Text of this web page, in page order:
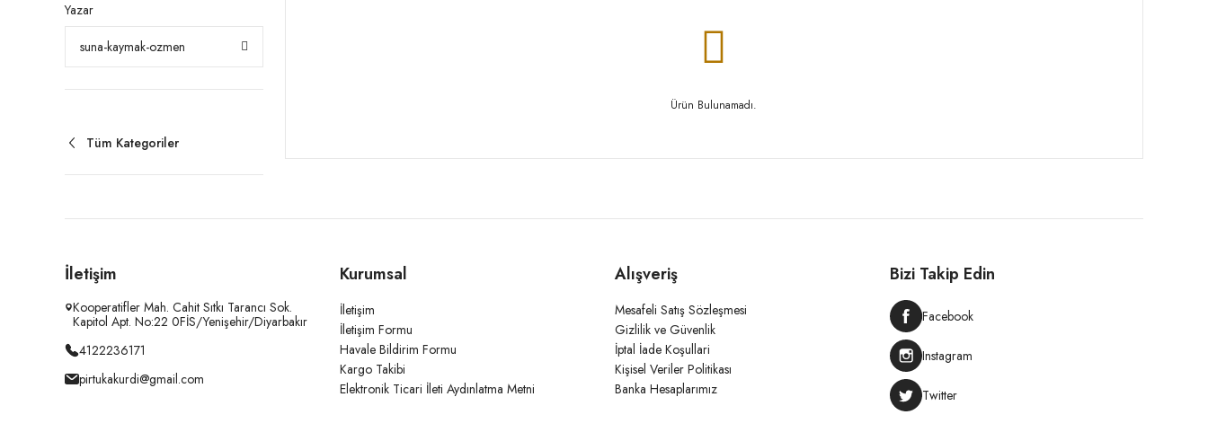
Yazar
suna-kaymak-ozmen
Tüm Kategoriler
Ürün Bulunamadı.
İletişim
Kooperatifler Mah. Cahit Sıtkı Tarancı Sok.
Kapitol Apt. No:22 0FİS/Yenişehir/Diyarbakır
4122236171
pirtukakurdi@gmail.com
Kurumsal
İletişim
İletişim Formu
Havale Bildirim Formu
Kargo Takibi
Elektronik Ticari İleti Aydınlatma Metni
Alışveriş
Mesafeli Satış Sözleşmesi
Gizlilik ve Güvenlik
İptal İade Koşullari
Kişisel Veriler Politikası
Banka Hesaplarımız
Bizi Takip Edin
Facebook
Instagram
Twitter